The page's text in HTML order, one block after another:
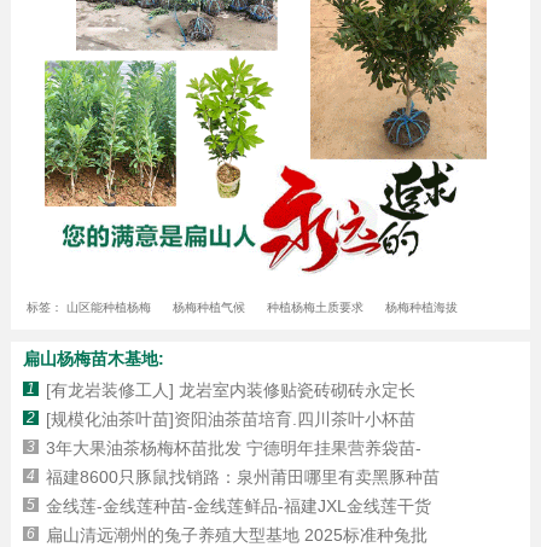
标签： 山区能种植杨梅 杨梅种植气候 种植杨梅土质要求 杨梅种植海拔
扁山杨梅苗木基地:
1 [有龙岩装修工人] 龙岩室内装修贴瓷砖砌砖永定长
2 [规模化油茶叶苗]资阳油茶苗培育.四川茶叶小杯苗
3 3年大果油茶杨梅杯苗批发 宁德明年挂果营养袋苗-
4 福建8600只豚鼠找销路：泉州莆田哪里有卖黑豚种苗
5 金线莲-金线莲种苗-金线莲鲜品-福建JXL金线莲干货
6 扁山清远潮州的兔子养殖大型基地 2025标准种兔批